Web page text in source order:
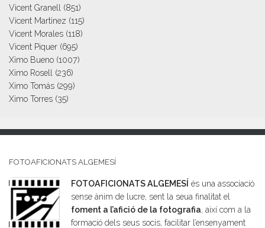
Vicent Granell
(851)
Vicent Martinez (115)
Vicent Morales (118)
Vicent Piquer (695)
Ximo Bueno (1007)
Ximo Rosell
(236)
Ximo Tomás (299)
Ximo Torres (35)
FOTOAFICIONATS ALGEMESÍ
FOTOAFICIONATS ALGEMESÍ és una associació
sense ànim de lucre, sent la seua finalitat el
foment a l’afició de la fotografia, així com a la
formació dels seus socis, facilitar l’ensenyament